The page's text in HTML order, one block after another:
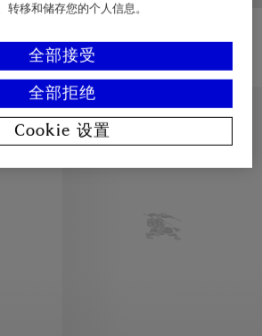
, ¥2,500.00
¥2,100.00
格纹棉质衬衫, ¥2,100.00
6 – 36 个月
转移和储存您的个人信息。
全部拒绝
全部接受
Cookie 设置